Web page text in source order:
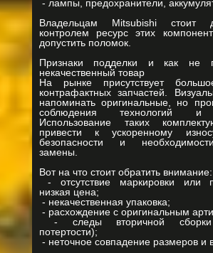
- лампы, предохранители,
Владельцам Mitsubishi стоит
контролем ресурс этих
допустить поломок.
Признаки подделки и как не
некачественный товар
На рынке присутствует
контрафактных запчастей.
напоминать оригинальные, но
соблюдения технологий и
Использование таких
привести к ускоренному
безопасности и
замены.
Вот на что стоит обратить внимание:
- отсутствие маркировки или
низкая цена;
- некачественная упаковка;
- расхождение с оригинальным
- следы вторичной сборки
потертости);
- неточное совпадение размеров и